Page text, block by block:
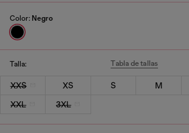
Color: Negro
Talla: Tabla de tallas
XXS XS S M
XXL
3XL